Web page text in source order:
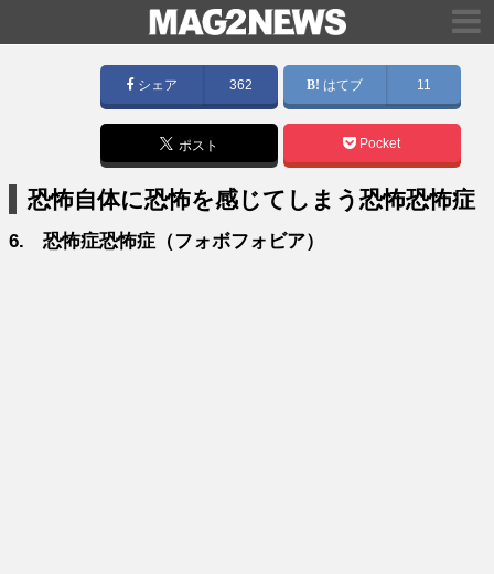
シェア 362 はてブ 11
ポスト Pocket
恐怖自体に恐怖を感じてしまう恐怖恐怖症
6. 恐怖症恐怖症（フォボフォビア）